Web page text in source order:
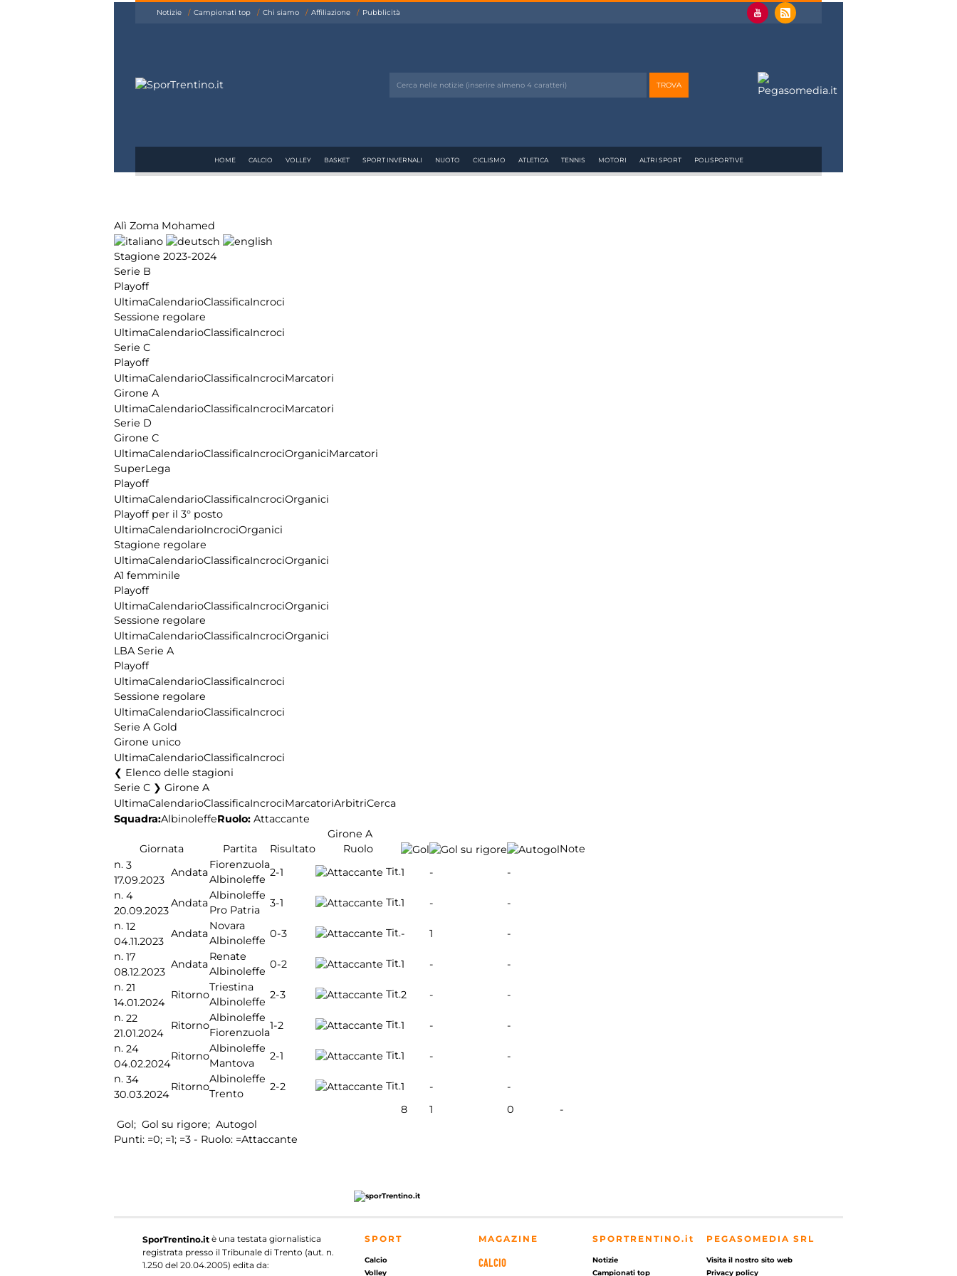
Notizie Campionati top Chi siamo Affiliazione Pubblicità
HOME CALCIO VOLLEY BASKET SPORT INVERNALI NUOTO CICLISMO ATLETICA TENNIS MOTORI ALTRI SPORT POLISPORTIVE
Alì Zoma Mohamed
Stagione 2023-2024
Serie B
Playoff
UltimaCalendarioClassificaIncroci
Sessione regolare
UltimaCalendarioClassificaIncroci
Serie C
Playoff
UltimaCalendarioClassificaIncrociMarcatori
Girone A
UltimaCalendarioClassificaIncrociMarcatori
Serie D
Girone C
UltimaCalendarioClassificaIncrociOrganiciMarcatori
SuperLega
Playoff
UltimaCalendarioClassificaIncrociOrganici
Playoff per il 3° posto
UltimaCalendarioIncrociOrganici
Stagione regolare
UltimaCalendarioClassificaIncrociOrganici
A1 femminile
Playoff
UltimaCalendarioClassificaIncrociOrganici
Sessione regolare
UltimaCalendarioClassificaIncrociOrganici
LBA Serie A
Playoff
UltimaCalendarioClassificaIncroci
Sessione regolare
UltimaCalendarioClassificaIncroci
Serie A Gold
Girone unico
UltimaCalendarioClassificaIncroci
Elenco delle stagioni
Serie C ❯ Girone A
UltimaCalendarioClassificaIncrociMarcatoriArbitriCerca
Squadra:AlbinoleffeRuolo: Attaccante
Girone A
Giornata
Partita Risultato Ruolo
Note
n. 3
17.09.2023
Andata
Fiorenzuola
Albinoleffe
2-1 Tit.1 -
-
n. 4
20.09.2023
Andata
Albinoleffe
Pro Patria
3-1 Tit.1 -
-
n. 12
04.11.2023
Andata
Novara
Albinoleffe
0-3 Tit.- 1
-
n. 17
08.12.2023
Andata
Renate
Albinoleffe
0-2 Tit.1 -
-
n. 21
14.01.2024
Ritorno
Triestina
Albinoleffe
2-3 Tit.2 -
-
n. 22
21.01.2024
Ritorno
Albinoleffe
Fiorenzuola
1-2 Tit.1 -
-
n. 24
04.02.2024
Ritorno
Albinoleffe
Mantova
2-1 Tit.1 -
-
n. 34
30.03.2024
Ritorno
Albinoleffe
Trento
2-2 Tit.1 -
-
8
1 0
-
Gol; Gol su rigore; Autogol
Punti: =0; =1; =3 - Ruolo: =Attaccante
SporTrentino.it è una testata giornalistica
registrata presso il Tribunale di Trento (aut. n.
1.250 del 20.04.2005) edita da:
SPORT
Calcio
Volley
MAGAZINE
CALCIO
SPORTRENTINO.it
Notizie
Campionati top
PEGASOMEDIA SRL
Visita il nostro sito web
Privacy policy